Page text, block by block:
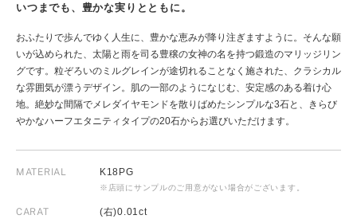
いつまでも、豊かな実りとともに。
おふたりで歩んでゆく人生に、豊かな恵みが降り注ぎますように。そんな願
いが込められた、太陽と雨を司る豊穣の女神の名を持つ鍛造のマリッジリン
グです。粒ぞろいのミルグレインが途切れることなく施された、クラシカル
な雰囲気が漂うデザイン。肌の一部のようになじむ、安定感のある着け心
地。絶妙な間隔でメレダイヤモンドを散りばめたシンプルな3石と、きらび
やかなハーフエタニティタイプの20石からお選びいただけます。
MATERIAL K18PG
※店頭にサンプルのご用意がない場合がございます。
CARAT (右)0.01ct